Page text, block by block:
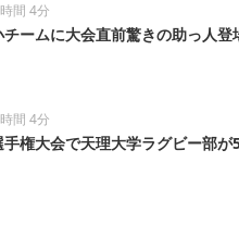
間 4分
ームに大会直前驚きの助っ人
間 4分
権大会で天理大学ラグビー部が